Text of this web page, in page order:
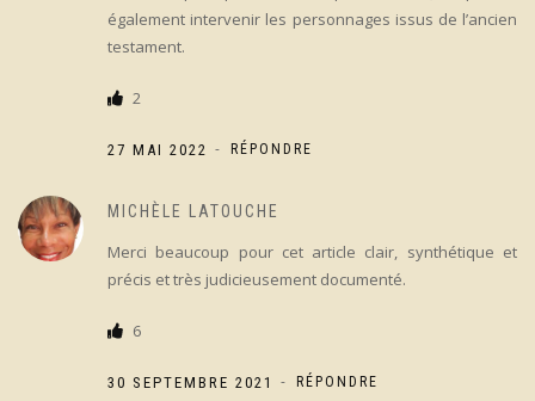
également intervenir les personnages issus de l’ancien
testament.
2
27 MAI 2022 - RÉPONDRE
MICHÈLE LATOUCHE
Merci beaucoup pour cet article clair, synthétique et
précis et très judicieusement documenté.
6
30 SEPTEMBRE 2021 - RÉPONDRE